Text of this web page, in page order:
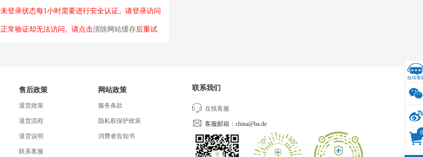
未登录状态每1小时需要进行安全认证，请登录访问
正常验证却无法访问，请点击清除网站缓存后重试
售后政策
退货政策
退货流程
退货说明
联系客服
网站政策
服务条款
隐私权保护政策
消费者告知书
联系我们
在线客服
客服邮箱：china@ba.de
0